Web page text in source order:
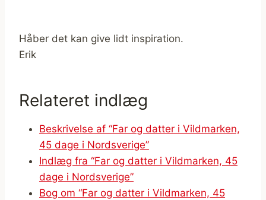
Håber det kan give lidt inspiration.
Erik
Relateret indlæg
Beskrivelse af “Far og datter i Vildmarken,
45 dage i Nordsverige”
Indlæg fra “Far og datter i Vildmarken, 45
dage i Nordsverige”
Bog om “Far og datter i Vildmarken, 45